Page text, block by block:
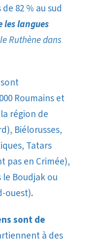
82 % au sud
les langues
Ruthène dans
sont
Roumains et
région de
Biélorusses,
Tatars
pas en Crimée),
Boudjak ou
ouest).
sont de
à des